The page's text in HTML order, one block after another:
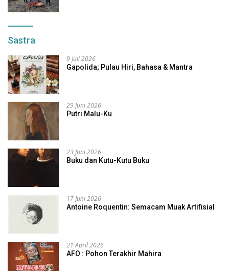
Sastra
9 Juli 2026
Gapolida; Pulau Hiri, Bahasa & Mantra
29 Juni 2026
Putri Malu-Ku
23 Juni 2026
Buku dan Kutu-Kutu Buku
17 Juni 2026
Antoine Roquentin: Semacam Muak Artifisial
21 April 2026
AFO : Pohon Terakhir Mahira